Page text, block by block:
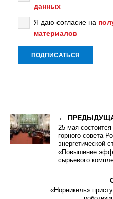
данных
Я даю согласие на
материалов
25 мая
горного совета
энергетической
«Повышение
сырьевого
«Норникель»